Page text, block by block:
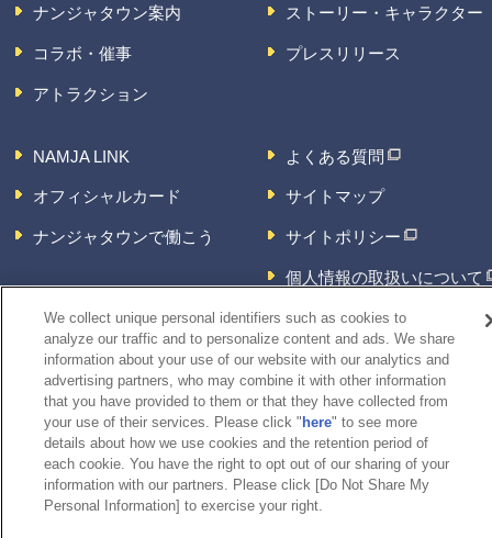
ナンジャタウン案内
コラボ・催事
アトラクション
ストーリー・キャラクター
プレスリリース
NAMJA LINK
オフィシャルカード
ナンジャタウンで働こう
よくある質問
サイトマップ
サイトポリシー
個人情報の取扱いについて
お問い合わせ
We collect unique personal identifiers such as cookies to
analyze our traffic and to personalize content and ads. We share
information about your use of our website with our analytics and
advertising partners, who may combine it with other information
that you have provided to them or that they have collected from
your use of their services. Please click " here" to see more
details about how we use cookies and the retention period of
each cookie. You have the right to opt out of our sharing of your
information with our partners. Please click [Do Not Share My
Personal Information] to exercise your right.